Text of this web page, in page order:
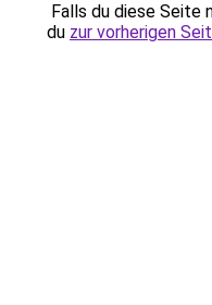
Falls du diese Seite
du zur vorherigen